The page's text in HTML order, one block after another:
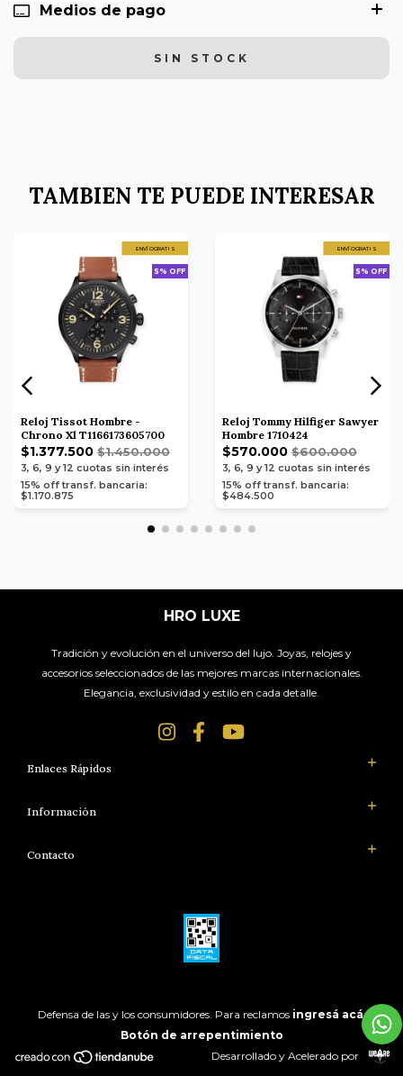
Medios de pago
TAMBIEN TE PUEDE INTERESAR
ENVÍO GRATIS
5% OFF
Reloj Tissot Hombre -
Chrono Xl T1166173605700
$1.377.500 $1.450.000
3, 6, 9 y 12 cuotas sin interés
15% off transf. bancaria:
$1.170.875
ENVÍO GRATIS
5% OFF
Reloj Tommy Hilfiger Sawyer
Hombre 1710424
$570.000 $600.000
3, 6, 9 y 12 cuotas sin interés
15% off transf. bancaria:
$484.500
HRO LUXE
Tradición y evolución en el universo del lujo. Joyas, relojes y
accesorios seleccionados de las mejores marcas internacionales.
Elegancia, exclusividad y estilo en cada detalle.
Enlaces Rápidos
Información
Contacto
Defensa de las y los consumidores. Para reclamos ingresá acá.
Botón de arrepentimiento
Desarrollado y Acelerado por